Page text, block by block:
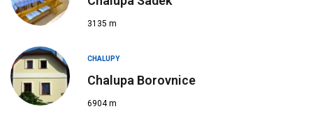
3135 m
CHALUPY
Chalupa Borovnice
6904 m